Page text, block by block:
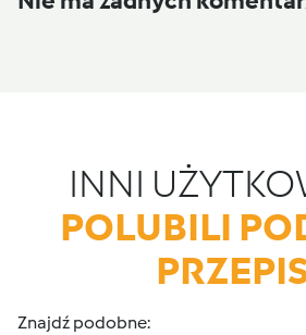
INNI
POLUBILI
Znajdź podobne: